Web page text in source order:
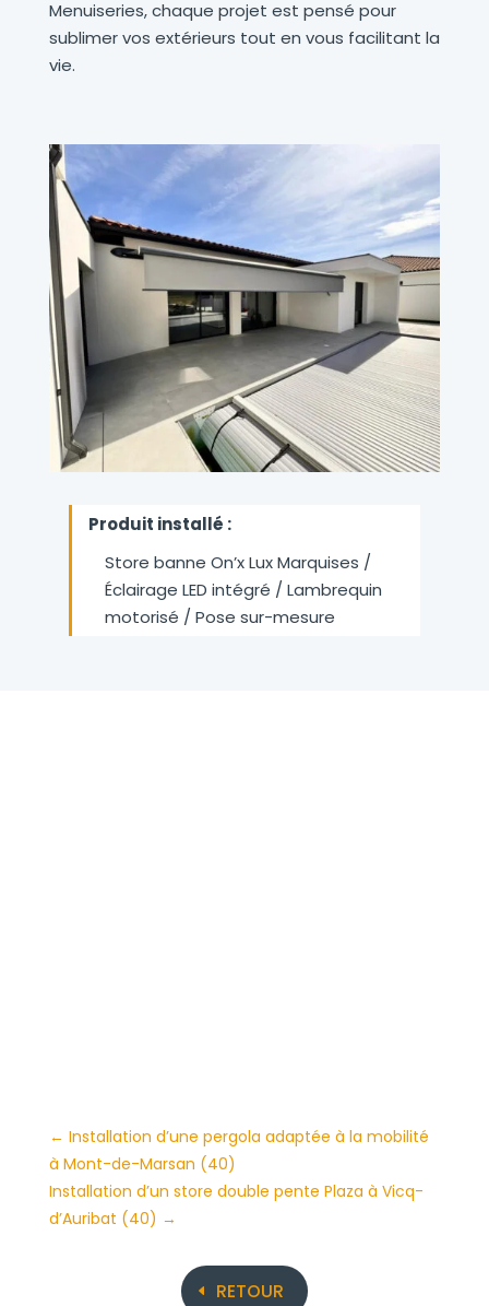
Menuiseries, chaque projet est pensé pour
sublimer vos extérieurs tout en vous facilitant la
vie.
Produit installé :
Store banne On’x Lux Marquises /
Éclairage LED intégré / Lambrequin
motorisé / Pose sur-mesure
← Installation d’une pergola adaptée à la mobilité
à Mont-de-Marsan (40)
Installation d’un store double pente Plaza à Vicq-
d’Auribat (40) →
RETOUR